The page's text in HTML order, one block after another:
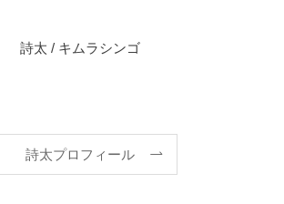
詩太 / キムラシンゴ
詩太プロフィール